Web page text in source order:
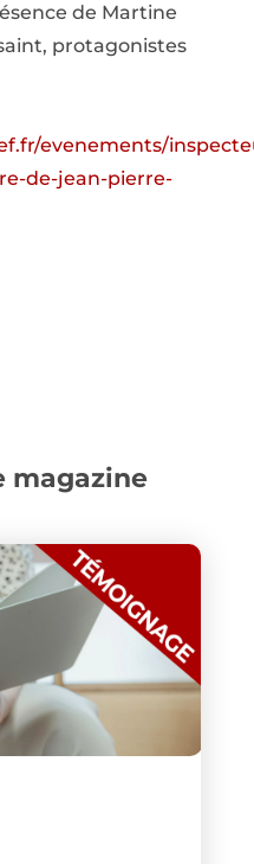
de Martine
protagonistes
evenements/
de-jean-pierre-
magazine